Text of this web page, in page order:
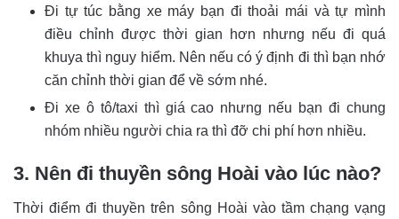
Đi tự túc bằng xe máy bạn đi thoải mái và tự mình
điều chỉnh được thời gian hơn nhưng nếu đi quá
khuya thì nguy hiểm. Nên nếu có ý định đi thì bạn nhớ
căn chỉnh thời gian để về sớm nhé.
Đi xe ô tô/taxi thì giá cao nhưng nếu bạn đi chung
nhóm nhiều người chia ra thì đỡ chi phí hơn nhiều.
3. Nên đi thuyền sông Hoài vào lúc nào?
Thời điểm đi thuyền trên sông Hoài vào tầm chạng vạng